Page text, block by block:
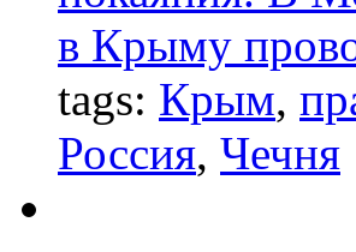
в Крыму
tags: Крым,
Россия, Чечня